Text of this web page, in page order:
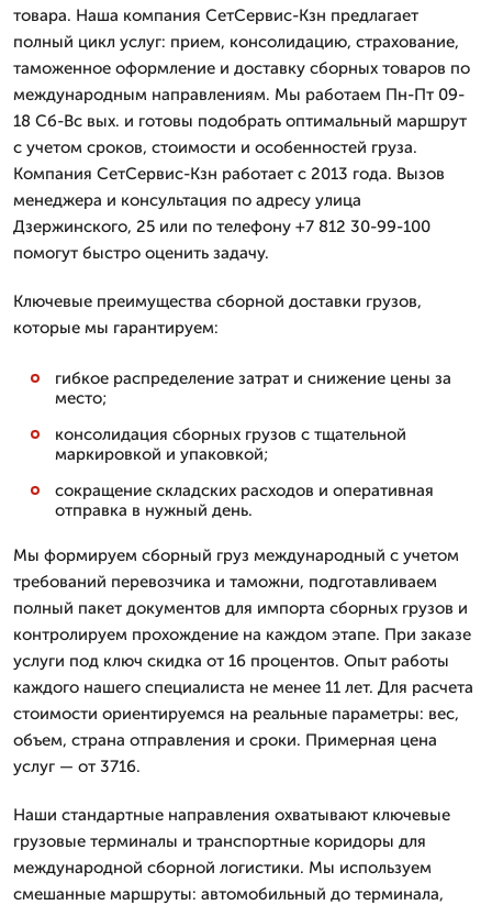
товара. Наша компания СетСервис-Кзн предлагает
полный цикл услуг: прием, консолидацию, страхование,
таможенное оформление и доставку сборных товаров по
международным направлениям. Мы работаем Пн-Пт 09-
18 Сб-Вс вых. и готовы подобрать оптимальный маршрут
с учетом сроков, стоимости и особенностей груза.
Компания СетСервис-Кзн работает с 2013 года. Вызов
менеджера и консультация по адресу улица
Дзержинского, 25 или по телефону +7 812 30-99-100
помогут быстро оценить задачу.
Ключевые преимущества сборной доставки грузов,
которые мы гарантируем:
гибкое распределение затрат и снижение цены за
место;
консолидация сборных грузов с тщательной
маркировкой и упаковкой;
сокращение складских расходов и оперативная
отправка в нужный день.
Мы формируем сборный груз международный с учетом
требований перевозчика и таможни, подготавливаем
полный пакет документов для импорта сборных грузов и
контролируем прохождение на каждом этапе. При заказе
услуги под ключ скидка от 16 процентов. Опыт работы
каждого нашего специалиста не менее 11 лет. Для расчета
стоимости ориентируемся на реальные параметры: вес,
объем, страна отправления и сроки. Примерная цена
услуг — от 3716.
Наши стандартные направления охватывают ключевые
грузовые терминалы и транспортные коридоры для
международной сборной логистики. Мы используем
смешанные маршруты: автомобильный до терминала,